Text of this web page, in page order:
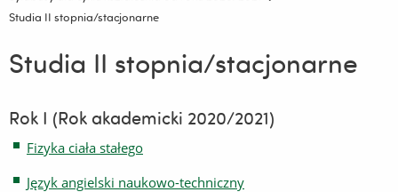
Studia II stopnia/stacjonarne
Studia II stopnia/stacjonarne
Rok I (Rok akademicki 2020/2021)
Fizyka ciała stałego
Język angielski naukowo-techniczny